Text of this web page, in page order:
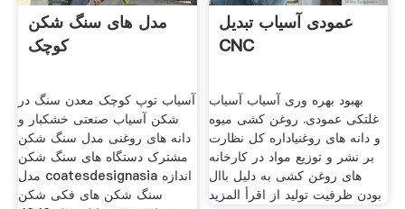
مدل های سنگ شکن
کوچک
آسیاب توپ کوچک معدن سنگ در
شکن آسیاب صنعتی خشکبار و
دانه های روغنی مدل سنگ شکن
مشترک دستگاه های سنگ شکن
مدل coatesdesignasia اندازه
سنگ شکن های فکی شکن
عمودی آسیاب تبدیل
CNC
بهبود بهره وری آسیاب آسیاب
غلتکی عمودی. روغن کشی میوه
و دانه های روغنیاداره کل نظارت
بر نشر و توزیع مواد در کارخانه
های روغن کشی به دلیل باال
بودن ظرفیت تولید از اقرأ المزيد